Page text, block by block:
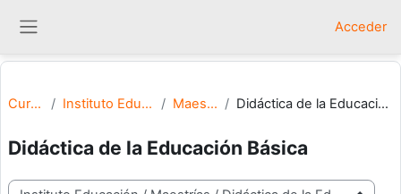
Acceder
Cursos Instituto Educación Maestrías Didáctica de la Educación Básica
Didáctica de la Educación Básica